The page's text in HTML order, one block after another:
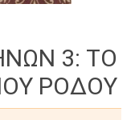
3: ΤΟ
ΡΟΔΟΥ